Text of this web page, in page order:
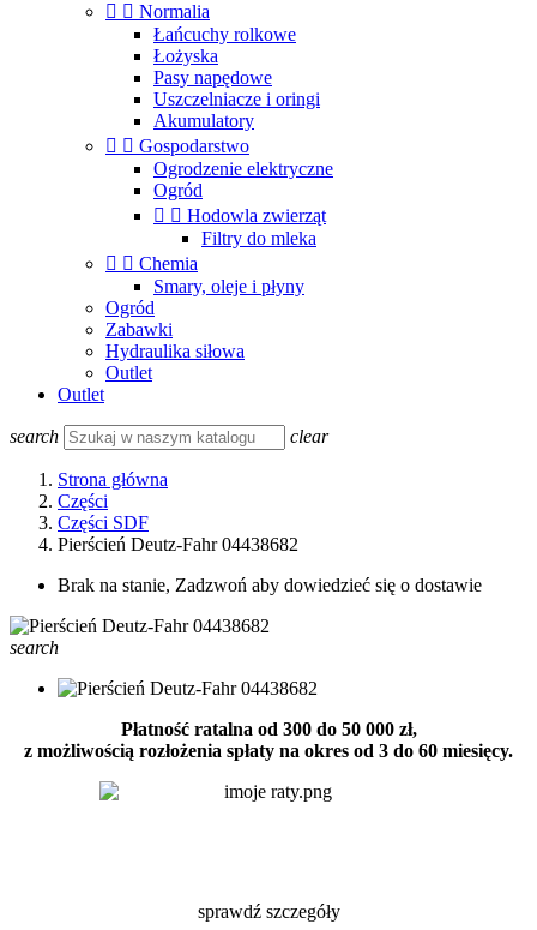
  Normalia
Łańcuchy rolkowe
Łożyska
Pasy napędowe
Uszczelniacze i oringi
Akumulatory
  Gospodarstwo
Ogrodzenie elektryczne
Ogród
  Hodowla zwierząt
Filtry do mleka
  Chemia
Smary, oleje i płyny
Ogród
Zabawki
Hydraulika siłowa
Outlet
Outlet
search clear
Strona główna
Części
Części SDF
Pierścień Deutz-Fahr 04438682
Brak na stanie, Zadzwoń aby dowiedzieć się o dostawie
search
Płatność ratalna od 300 do 50 000 zł,
z możliwością rozłożenia spłaty na okres od 3 do 60 miesięcy.
sprawdź szczegóły